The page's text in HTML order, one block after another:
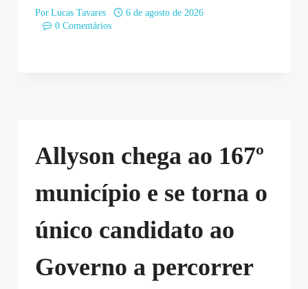
Por Lucas Tavares
6 de agosto de 2026
0 Comentários
Allyson chega ao 167º
município e se torna o
único candidato ao
Governo a percorrer